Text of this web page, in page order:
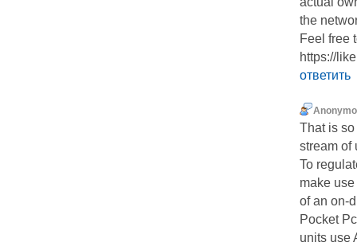
the
Feel free
https://
ответить
That is
stream of
To
make use
of an on-
Pocket Pc
units use